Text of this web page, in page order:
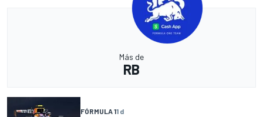
Más de
RB
FÓRMULA 11 d